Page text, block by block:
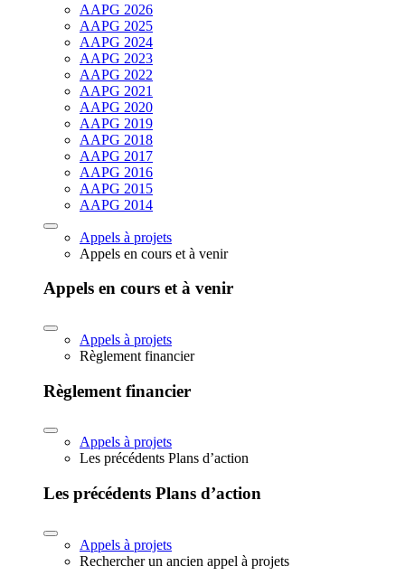
AAPG 2026
AAPG 2025
AAPG 2024
AAPG 2023
AAPG 2022
AAPG 2021
AAPG 2020
AAPG 2019
AAPG 2018
AAPG 2017
AAPG 2016
AAPG 2015
AAPG 2014
Appels à projets
Appels en cours et à venir
Appels en cours et à venir
Appels à projets
Règlement financier
Règlement financier
Appels à projets
Les précédents Plans d’action
Les précédents Plans d’action
Appels à projets
Rechercher un ancien appel à projets